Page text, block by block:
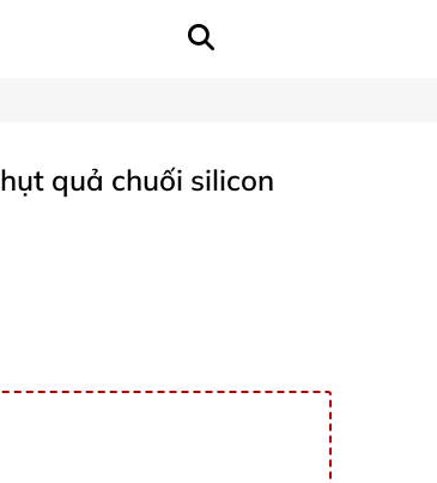
quả chuối silicon